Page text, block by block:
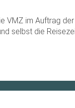
VMZ im Auftrag
selbst die